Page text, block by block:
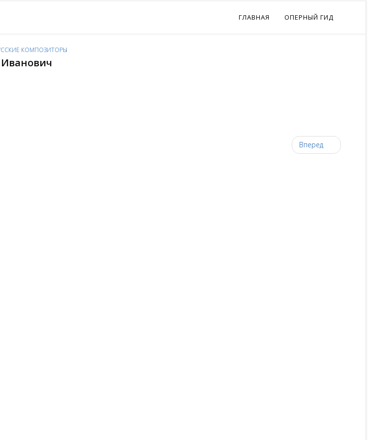
ГЛАВНАЯ ОПЕРНЫЙ ГИД
КОМПОЗИТОРЫ
Иванович
Вперед